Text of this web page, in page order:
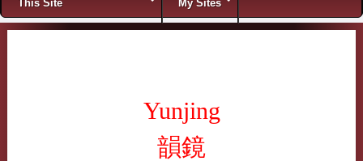
This Site My Sites
Yunjing
韻鏡